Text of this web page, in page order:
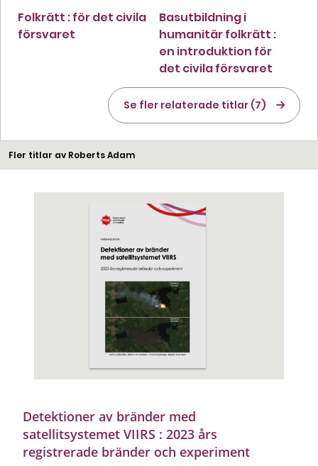
Folkrätt : för det civila
försvaret
Basutbildning i
humanitär folkrätt :
en introduktion för
det civila försvaret
Se fler relaterade titlar (7)
Fler titlar av Roberts Adam
Detektioner av bränder med
satellitsystemet VIIRS : 2023 års
registrerade bränder och experiment